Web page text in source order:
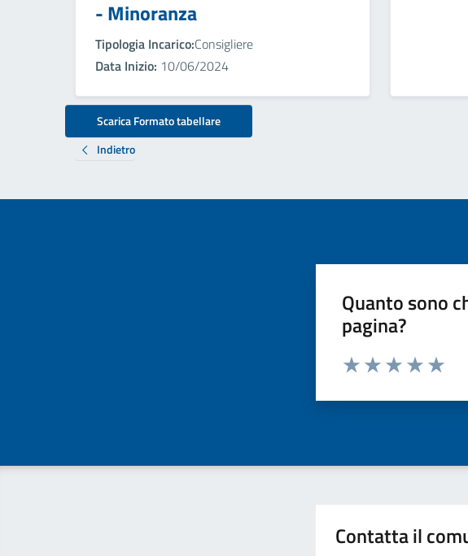
- Minoranza
Tipologia Incarico:Consigliere
Data Inizio: 10/06/2024
Scarica Formato tabellare
Indietro
Quanto sono
pagina?
Valuta da 1 a 5 stelle la
Contatta il